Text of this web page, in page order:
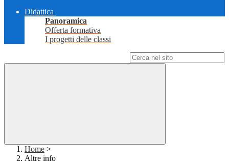
Didattica
Panoramica
Offerta formativa
I progetti delle classi
Home >
Altre info